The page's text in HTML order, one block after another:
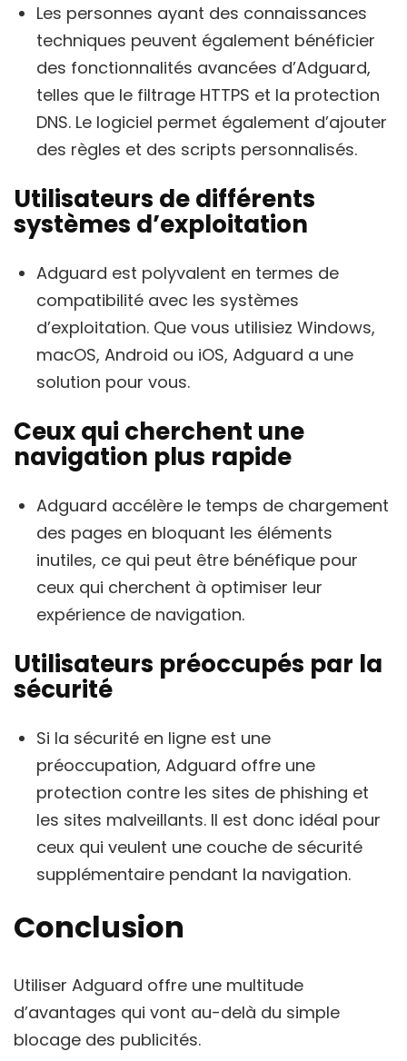
Les personnes ayant des connaissances
techniques peuvent également bénéficier
des fonctionnalités avancées d’Adguard,
telles que le filtrage HTTPS et la protection
DNS. Le logiciel permet également d’ajouter
des règles et des scripts personnalisés.
Utilisateurs de différents
systèmes d’exploitation
Adguard est polyvalent en termes de
compatibilité avec les systèmes
d’exploitation. Que vous utilisiez Windows,
macOS, Android ou iOS, Adguard a une
solution pour vous.
Ceux qui cherchent une
navigation plus rapide
Adguard accélère le temps de chargement
des pages en bloquant les éléments
inutiles, ce qui peut être bénéfique pour
ceux qui cherchent à optimiser leur
expérience de navigation.
Utilisateurs préoccupés par la
sécurité
Si la sécurité en ligne est une
préoccupation, Adguard offre une
protection contre les sites de phishing et
les sites malveillants. Il est donc idéal pour
ceux qui veulent une couche de sécurité
supplémentaire pendant la navigation.
Conclusion
Utiliser Adguard offre une multitude
d’avantages qui vont au-delà du simple
blocage des publicités.